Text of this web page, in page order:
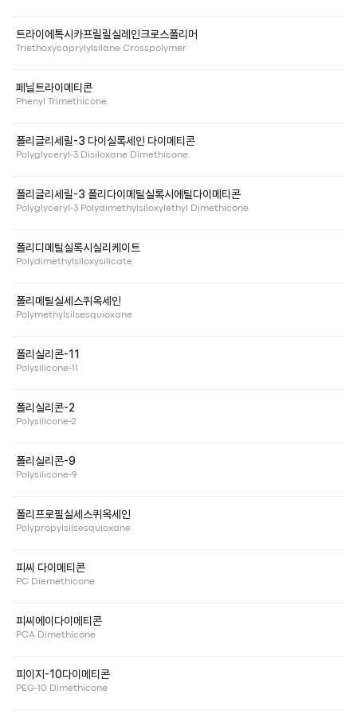
트라이에톡시카프릴릴실레인크로스폴리머
Triethoxycaprylylsilane Crosspolymer
페닐트라이메티콘
Phenyl Trimethicone
폴리글리세릴-3 다이실록세인 다이메티콘
Polyglyceryl-3 Disiloxane Dimethicone
폴리글리세릴-3 폴리다이메틸실록시에틸다이메티콘
Polyglyceryl-3 Polydimethylsiloxylethyl Dimethicone
폴리디메틸실록시실리케이트
Polydimethylsiloxysilicate
폴리메틸실세스퀴옥세인
Polymethylsilsesquioxane
폴리실리콘-11
Polysilicone-11
폴리실리콘-2
Polysilicone-2
폴리실리콘-9
Polysilicone-9
폴리프로필실세스퀴옥세인
Polypropylsilsesquioxane
피씨 다이메티콘
PC Diemethicone
피씨에이다이메티콘
PCA Dimethicone
피이지-10다이메티콘
PEG-10 Dimethicone